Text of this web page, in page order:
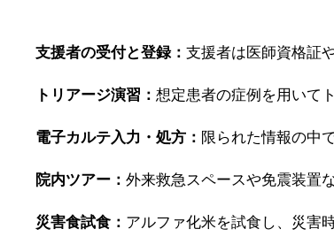
支援者の受付と登録： 支援者は医師資格証
トリアージ演習： 想定患者の症例を用いて
電子カルテ入力・処方： 限られた情報の中
院内ツアー： 外来救急スペースや免震装置
災害食試食： アルファ化米を試食し、災害